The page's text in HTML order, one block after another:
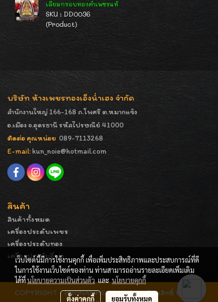
เลี่ยมกรอบทองคำเพชรแท้
SKU : DD0036
(Product)
บริษัท ห้างเพชรทองเอ็งน่ำเฮง จำกัด
สำนักงานใหญ่ 166-168 ถ.โพศรี ต.หมากแข้ง
อ.เมือง จ.อุดรธานี รหัสไปรษณีย์ 41000
ติดต่อ คุณหน่อย 089-7113268
E-mail: kun_noie@hotmail.com
สินค้า
สินค้าทั้งหมด
เครื่องประดับเพชร
เครื่องประดับทอง
เครื่องประดับอื่นๆ
COPYRIGHT - ENGNAMHENG | รูปภาพมีลิขสิทธิ์ ห้ามมิให้
เว็บไซต์นี้มีการใช้งานคุกกี้ เพื่อเพิ่มประสิทธิภาพและประสบการณ์ที่ดี
ในการใช้งานเว็บไซต์ของท่าน ท่านสามารถอ่านรายละเอียดเพิ่มเติม
ได้ที่นโยบายความเป็นส่วนตัวและนโยบายคุกกี้
ตั้งค่าคุกกี้ ยอมรับทั้งหมด